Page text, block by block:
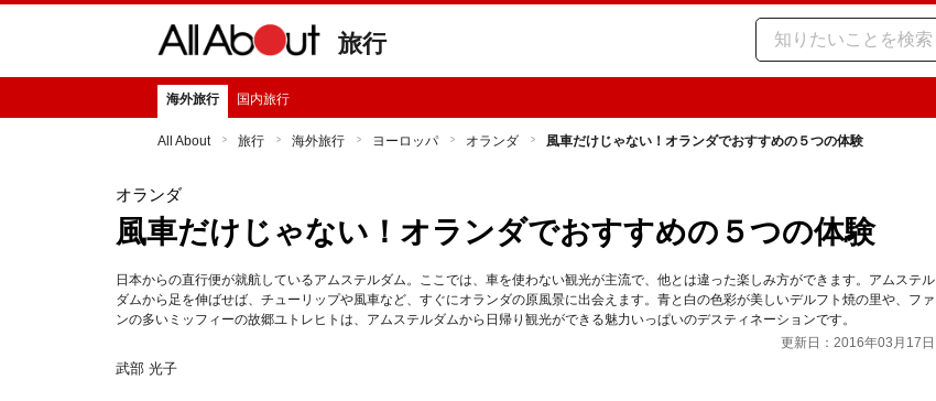
旅行
海外旅行 国内旅行
All About 旅行 海外旅行 ヨーロッパ オランダ 風車だけじゃない！オランダでおすすめの５つの体験
オランダ
風車だけじゃない！オランダでおすすめの５つの体験
日本からの直行便が就航しているアムステルダム。ここでは、車を使わない観光が主流で、他とは違った楽しみ方ができます。アムステル
ダムから足を伸ばせば、チューリップや風車など、すぐにオランダの原風景に出会えます。青と白の色彩が美しいデルフト焼の里や、ファ
ンの多いミッフィーの故郷ユトレヒトは、アムステルダムから日帰り観光ができる魅力いっぱいのデスティネーションです。
更新日：2016年03月17日
武部 光子